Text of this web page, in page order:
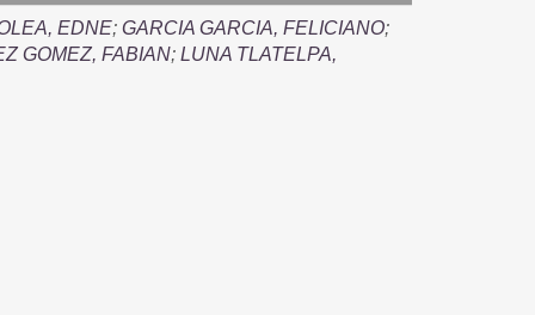
EDNE; GARCIA GARCIA, FELICIANO;
GOMEZ, FABIAN; LUNA TLATELPA,